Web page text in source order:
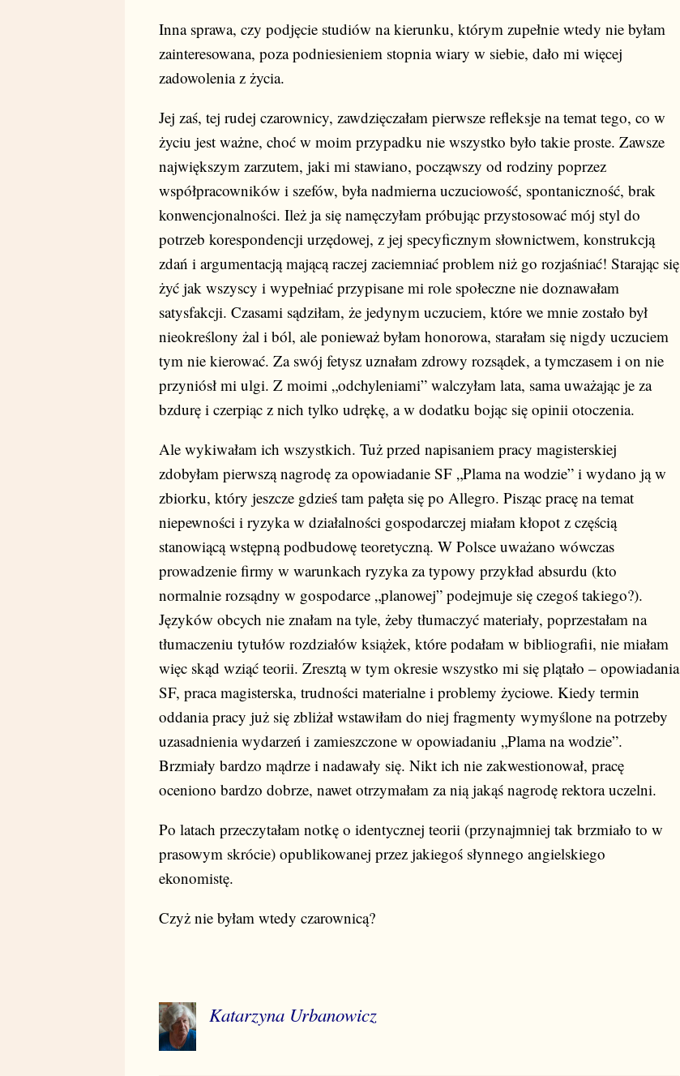
Inna sprawa, czy podjęcie studiów na kierunku, którym zupełnie wtedy nie byłam
zainteresowana, poza podniesieniem stopnia wiary w siebie, dało mi więcej
zadowolenia z życia.
Jej zaś, tej rudej czarownicy, zawdzięczałam pierwsze refleksje na temat tego, co w
życiu jest ważne, choć w moim przypadku nie wszystko było takie proste. Zawsze
największym zarzutem, jaki mi stawiano, począwszy od rodziny poprzez
współpracowników i szefów, była nadmierna uczuciowość, spontaniczność, brak
konwencjonalności. Ileż ja się namęczyłam próbując przystosować mój styl do
potrzeb korespondencji urzędowej, z jej specyficznym słownictwem, konstrukcją
zdań i argumentacją mającą raczej zaciemniać problem niż go rozjaśniać! Starając się
żyć jak wszyscy i wypełniać przypisane mi role społeczne nie doznawałam
satysfakcji. Czasami sądziłam, że jedynym uczuciem, które we mnie zostało był
nieokreślony żal i ból, ale ponieważ byłam honorowa, starałam się nigdy uczuciem
tym nie kierować. Za swój fetysz uznałam zdrowy rozsądek, a tymczasem i on nie
przyniósł mi ulgi. Z moimi „odchyleniami” walczyłam lata, sama uważając je za
bzdurę i czerpiąc z nich tylko udrękę, a w dodatku bojąc się opinii otoczenia.
Ale wykiwałam ich wszystkich. Tuż przed napisaniem pracy magisterskiej
zdobyłam pierwszą nagrodę za opowiadanie SF „Plama na wodzie” i wydano ją w
zbiorku, który jeszcze gdzieś tam pałęta się po Allegro. Pisząc pracę na temat
niepewności i ryzyka w działalności gospodarczej miałam kłopot z częścią
stanowiącą wstępną podbudowę teoretyczną. W Polsce uważano wówczas
prowadzenie firmy w warunkach ryzyka za typowy przykład absurdu (kto
normalnie rozsądny w gospodarce „planowej” podejmuje się czegoś takiego?).
Języków obcych nie znałam na tyle, żeby tłumaczyć materiały, poprzestałam na
tłumaczeniu tytułów rozdziałów książek, które podałam w bibliografii, nie miałam
więc skąd wziąć teorii. Zresztą w tym okresie wszystko mi się plątało – opowiadania
SF, praca magisterska, trudności materialne i problemy życiowe. Kiedy termin
oddania pracy już się zbliżał wstawiłam do niej fragmenty wymyślone na potrzeby
uzasadnienia wydarzeń i zamieszczone w opowiadaniu „Plama na wodzie”.
Brzmiały bardzo mądrze i nadawały się. Nikt ich nie zakwestionował, pracę
oceniono bardzo dobrze, nawet otrzymałam za nią jakąś nagrodę rektora uczelni.
Po latach przeczytałam notkę o identycznej teorii (przynajmniej tak brzmiało to w
prasowym skrócie) opublikowanej przez jakiegoś słynnego angielskiego
ekonomistę.
Czyż nie byłam wtedy czarownicą?
Katarzyna Urbanowicz